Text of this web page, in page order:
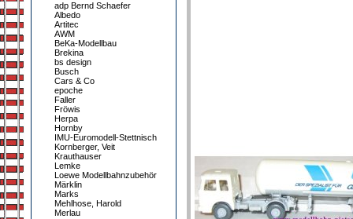
adp Bernd Schaefer
Albedo
Artitec
AWM
BeKa-Modellbau
Brekina
bs design
Busch
Cars & Co
epoche
Faller
Fröwis
Herpa
Hornby
IMU-Euromodell-Stettnisch
Kornberger, Veit
Krauthauser
Lemke
Loewe Modellbahnzubehör
Märklin
Marks
Mehlhose, Harold
Merlau